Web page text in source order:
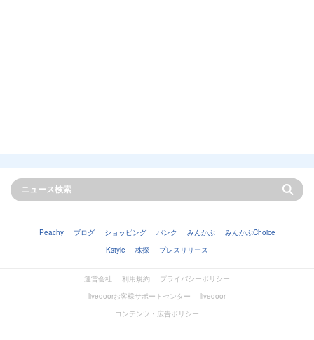
Peachy ブログ ショッピング バンク みんかぶ
みんかぶChoice
Kstyle
株探 プレスリリース
運営会社 利用規約
プライバシーポリシー
livedoorお客様サポートセンター
livedoor
コンテンツ・広告ポリシー